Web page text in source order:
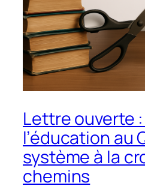
Lettre ouverte
l’éducation au
système à la
chemins